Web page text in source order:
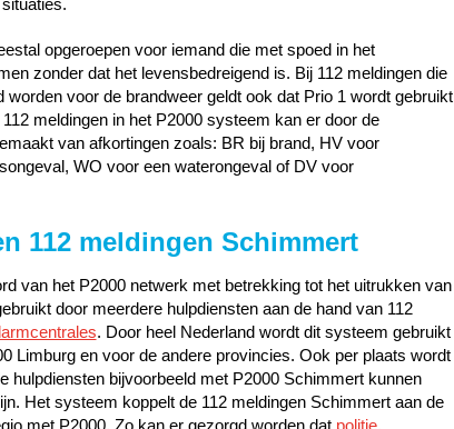
opgeroepen voor iemand die met spoed in het
zonder dat het levensbedreigend is. Bij 112 meldingen die
voor de brandweer geldt ook dat Prio 1 wordt gebruikt
meldingen in het P2000 systeem kan er door de
van afkortingen zoals: BR bij brand, HV voor
WO voor een waterongeval of DV voor
112 meldingen Schimmert
van het P2000 netwerk met betrekking tot het uitrukken van
door meerdere hulpdiensten aan de hand van 112
. Door heel Nederland wordt dit systeem gebruikt
Limburg en voor de andere provincies. Ook per plaats wordt
hulpdiensten bijvoorbeeld met P2000 Schimmert kunnen
Het systeem koppelt de 112 meldingen Schimmert aan de